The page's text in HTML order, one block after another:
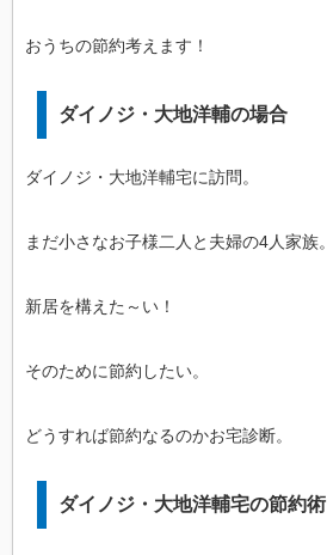
おうちの節約考えます！
ダイノジ・大地洋輔の場合
ダイノジ・大地洋輔宅に訪問。
まだ小さなお子様二人と夫婦の4人家族。
新居を構えた～い！
そのために節約したい。
どうすれば節約なるのかお宅診断。
ダイノジ・大地洋輔宅の節約術